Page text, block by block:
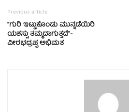
Previous article
“ಗುರಿ ಇಟ್ಟುಕೊಂಡು ಮುನ್ನಡೆಯಿರಿ
ಯಶಸ್ಸು ತಮ್ಮದಾಗುತ್ತದೆ”-
ವೀರಭದ್ರಪ್ಪ ಅಭಿಮತ